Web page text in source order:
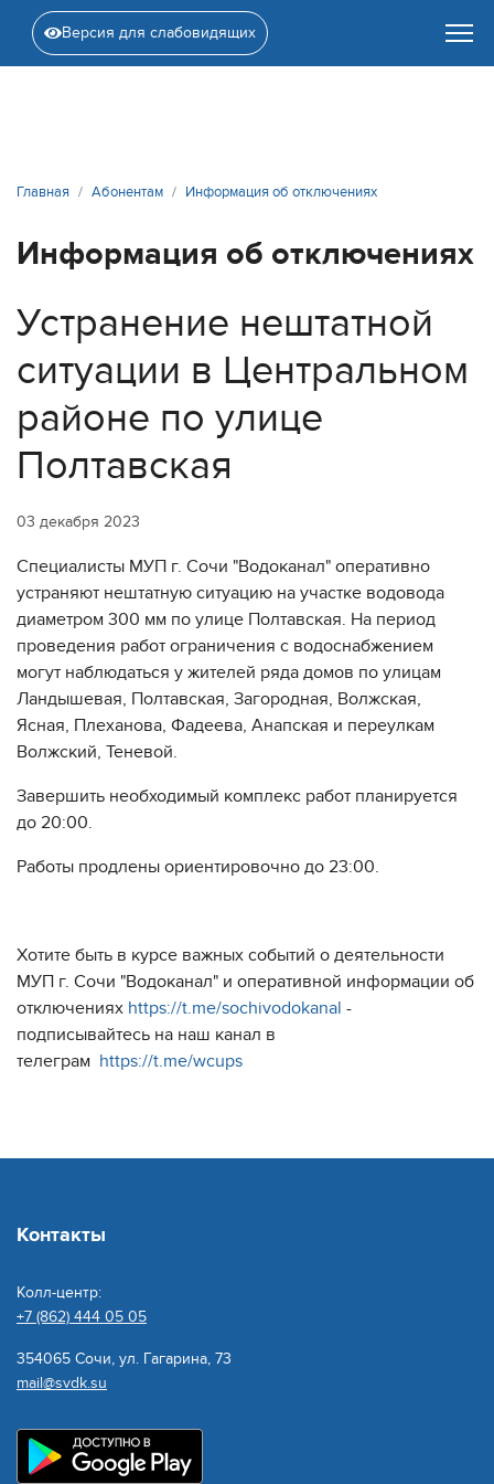
Версия для слабовидящих
Главная Абонентам Информация об отключениях
Информация об отключениях
Устранение нештатной
ситуации в Центральном
районе по улице
Полтавская
03 декабря 2023
Специалисты МУП г. Сочи "Водоканал" оперативно
устраняют нештатную ситуацию на участке водовода
диаметром 300 мм по улице Полтавская. На период
проведения работ ограничения с водоснабжением
могут наблюдаться у жителей ряда домов по улицам
Ландышевая, Полтавская, Загородная, Волжская,
Ясная, Плеханова, Фадеева, Анапская и переулкам
Волжский, Теневой.
Завершить необходимый комплекс работ планируется
до 20:00.
Работы продлены ориентировочно до 23:00.
Хотите быть в курсе важных событий о деятельности
МУП г. Сочи "Водоканал" и оперативной информации об
отключениях https://t.me/sochivodokanal -
подписывайтесь на наш канал в
телеграм https://t.me/wcups
Контакты
Колл-центр:
+7 (862) 444 05 05
354065 Сочи, ул. Гагарина, 73
mail@svdk.su